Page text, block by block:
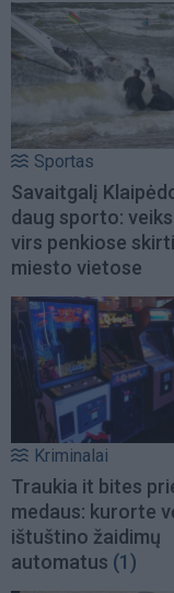
Sportas
Savaitgalį
daug sporto:
virs penkiose
miesto vietose
Kriminalai
Traukia it bites
medaus: kurorte
ištuštino žaidimų
automatus (1)